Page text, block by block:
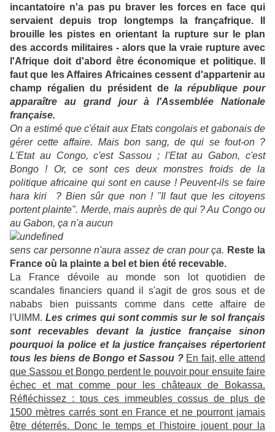
incantatoire n'a pas pu braver les forces en face qui
servaient depuis trop longtemps la françafrique. Il
brouille les pistes en orientant la rupture sur le plan
des accords militaires - alors que la vraie rupture avec
l'Afrique doit d'abord être économique et politique. Il
faut que les Affaires Africaines cessent d'appartenir au
champ régalien du président de la république pour
apparaître au grand jour à l'Assemblée Nationale
française.
On a estimé que c'était aux Etats congolais et gabonais de
gérer cette affaire. Mais bon sang, de qui se fout-on ?
L'Etat au Congo, c'est Sassou ; l'Etat au Gabon, c'est
Bongo ! Or, ce sont ces deux monstres froids de la
politique africaine qui sont en cause ! Peuvent-ils se faire
hara kiri ? Bien sûr que non ! "Il faut que les citoyens
portent plainte". Merde, mais auprès de qui ? Au Congo ou
au Gabon, ça n'a aucun
sens car personne n'aura assez de cran pour ça. Reste la
France où la plainte a bel et bien été recevable.
La France dévoile au monde son lot quotidien de
scandales financiers quand il s'agit de gros sous et de
nababs bien puissants comme dans cette affaire de
l'UIMM. Les crimes qui sont commis sur le sol français
sont recevables devant la justice française sinon
pourquoi la police et la justice françaises répertorient
tous les biens de Bongo et Sassou ? En fait, elle attend
que Sassou et Bongo perdent le pouvoir pour ensuite faire
échec et mat comme pour les châteaux de Bokassa.
Réfléchissez : tous ces immeubles cossus de plus de
1500 mètres carrés sont en France et ne pourront jamais
être déterrés. Donc le temps et l'histoire jouent pour la